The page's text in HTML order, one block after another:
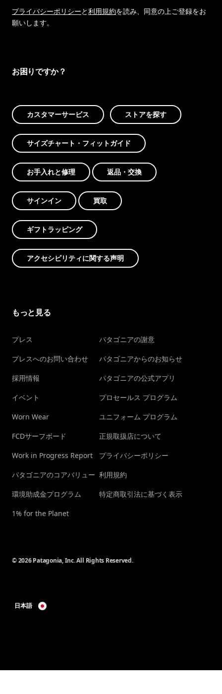
プライバシーポリシーと利用規約を読み、同意の上ご登録をお
願いします。
お困りですか？
カスタマーサービス ストアを探す
サイズチャート・フィットガイド
お手入れと修理 返品・交換
サインイン 買取
ギフトラッピング
アクセシビリティに関する声明
もっと見る
プレス
プレスへのお問い合わせ
採用情報
イベント
Worn Wear
FCDサーフボード
Work in Progress Report
パタゴニアのコアバリュー
環境助成金プログラム
1% for the Planet
パタゴニアの謝意
パタゴニアからのお知らせ
パタゴニアの公式アプリ
プロセールス プログラム
ユニフォーム プログラム
正規取扱店について
プライバシーポリシー
利用規約
特定商取引法に基づく表示
© 2026 Patagonia, Inc. All Rights Reserved.
日本語